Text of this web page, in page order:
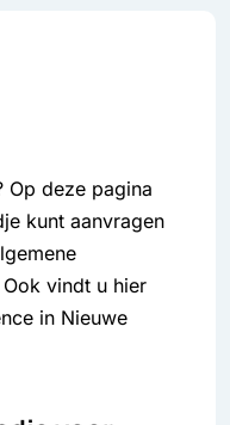
Op deze pagina
kunt aanvragen
vindt u hier
in Nieuwe